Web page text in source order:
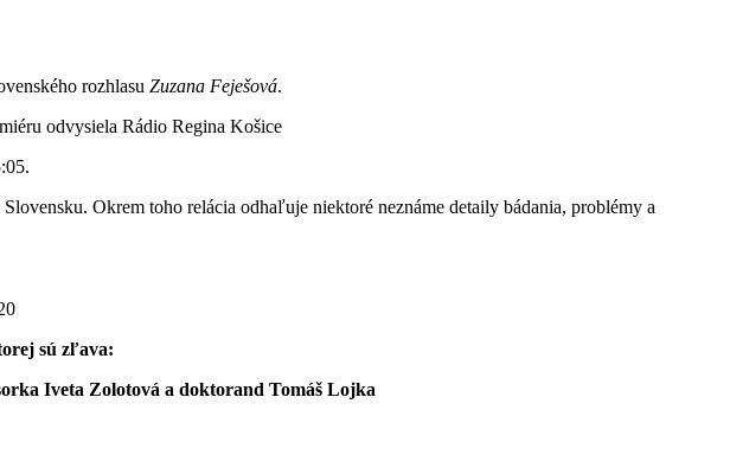
rozhlasu Zuzana Feješová.
odvysiela Rádio Regina Košice
Okrem toho relácia odhaľuje niektoré neznáme detaily bádania, problémy a
sú zľava:
Iveta Zolotová a doktorand Tomáš Lojka